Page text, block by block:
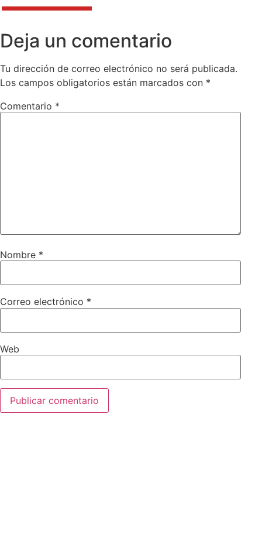
Deja un comentario
Tu dirección de correo electrónico no será publicada.
Los campos obligatorios están marcados con *
Comentario *
Nombre *
Correo electrónico *
Web